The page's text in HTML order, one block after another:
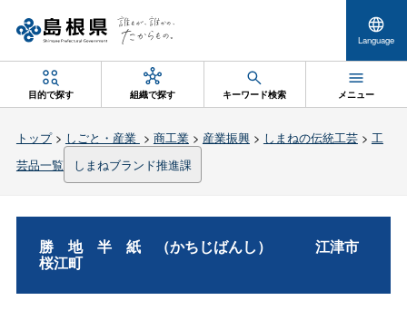
Language
目的で探す 組織で探す キーワード検索 メニュー
トップ> しごと・産業 > 商工業> 産業振興> しまねの伝統工芸> 工
芸品一覧
しまねブランド推進課
勝地半紙 （かちじばんし） 江津市
桜江町